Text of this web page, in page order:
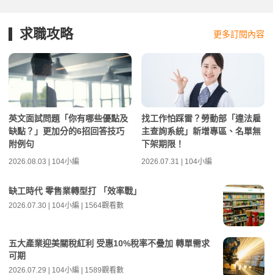
求職攻略 更多訂閱內容
英文面試問題「你有哪些優點及
缺點？」更加分的6招回答技巧
附例句
2026.08.03 | 104小編
找工作怕踩雷？勞動部「違法雇
主查詢系統」新增專區、名單無
下架期限！
2026.07.31 | 104小編
缺工時代 零售業轉型打 「效率戰」
2026.07.30 | 104小編 | 1564觀看數
五大產業迎美關稅紅利 受惠10%稅率不疊加 轉單需求
可期
2026.07.29 | 104小編 | 1589觀看數